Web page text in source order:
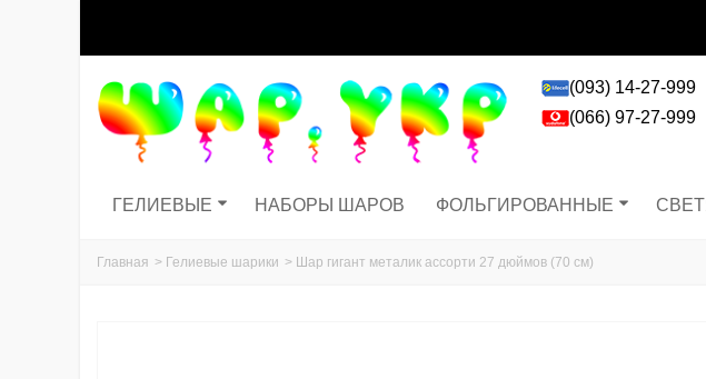
(093) 14-27-999
(066) 97-27-999
ГЕЛИЕВЫЕ НАБОРЫ ШАРОВ ФОЛЬГИРОВАННЫЕ
Главная > Гелиевые шарики > Шар гигант металик ассорти 27 дюймов (70 см)